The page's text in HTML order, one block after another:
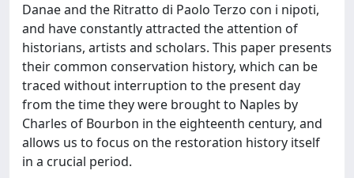
Danae and the Ritratto di Paolo Terzo con i nipoti,
and have constantly attracted the attention of
historians, artists and scholars. This paper presents
their common conservation history, which can be
traced without interruption to the present day
from the time they were brought to Naples by
Charles of Bourbon in the eighteenth century, and
allows us to focus on the restoration history itself
in a crucial period.